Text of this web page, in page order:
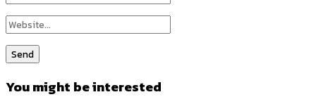
You might be interested